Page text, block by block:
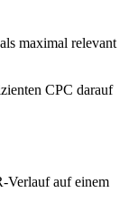
maximal relevant
CPC darauf
Verlauf auf einem